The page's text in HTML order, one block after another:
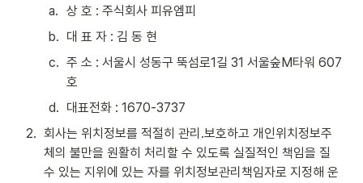
a. 상 호 : 주식회사 피유엠피
b. 대 표 자 : 김 동 현
c. 주 소 : 서울시 성동구 뚝섬로1길 31 서울숲M타워 607
호
d. 대표전화 : 1670-3737
2. 회사는 위치정보를 적절히 관리․보호하고 개인위치정보주
체의 불만을 원활히 처리할 수 있도록 실질적인 책임을 질
수 있는 지위에 있는 자를 위치정보관리책임자로 지정해 운